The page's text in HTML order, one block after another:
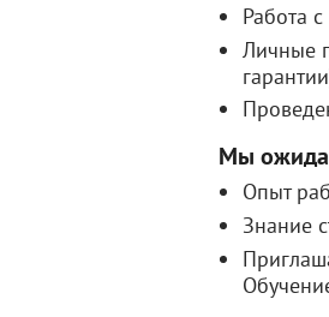
Работа
Личные
Мы
Опыт
Знание